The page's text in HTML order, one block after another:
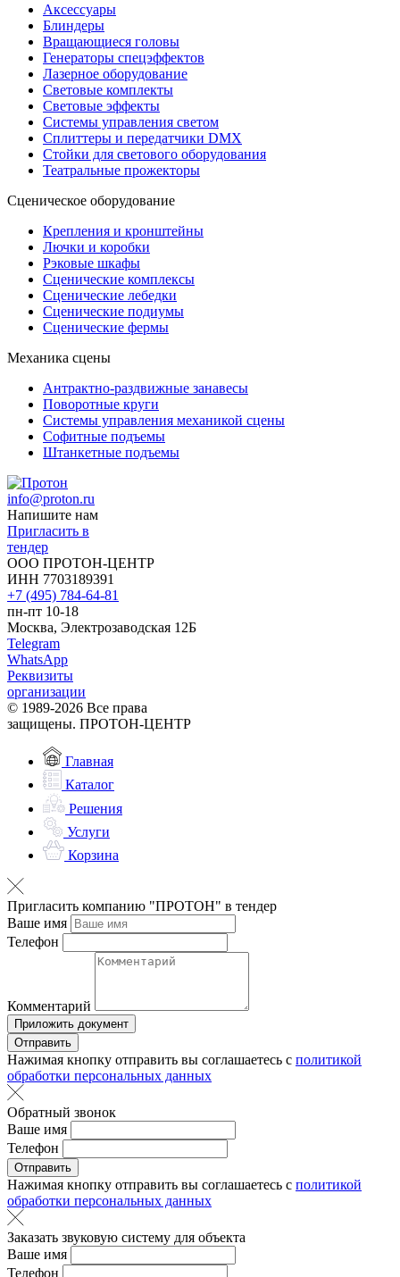
Аксессуары
Блиндеры
Вращающиеся головы
Генераторы спецэффектов
Лазерное оборудование
Световые комплекты
Световые эффекты
Системы управления светом
Сплиттеры и передатчики DMX
Стойки для светового оборудования
Театральные прожекторы
Сценическое оборудование
Крепления и кронштейны
Лючки и коробки
Рэковые шкафы
Сценические комплексы
Сценические лебедки
Сценические подиумы
Сценические фермы
Механика сцены
Антрактно-раздвижные занавесы
Поворотные круги
Системы управления механикой сцены
Софитные подъемы
Штанкетные подъемы
info@proton.ru
Напишите нам
Пригласить в
тендер
ООО ПРОТОН-ЦЕНТР
ИНН 7703189391
+7 (495) 784-64-81
пн-пт 10-18
Москва, Электрозаводская 12Б
Telegram
WhatsApp
Реквизиты
организации
© 1989-2026 Все права
защищены. ПРОТОН-ЦЕНТР
Главная
Каталог
Решения
Услуги
Корзина
Пригласить компанию "ПРОТОН" в тендер
Ваше имя
Телефон
Комментарий
Приложить документ
Отправить
Нажимая кнопку отправить вы соглашаетесь с политикой
обработки персональных данных
Обратный звонок
Ваше имя
Телефон
Отправить
Нажимая кнопку отправить вы соглашаетесь с политикой
обработки персональных данных
Заказать звуковую систему для объекта
Ваше имя
Телефон